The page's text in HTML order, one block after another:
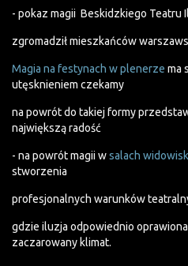
- pokaz magii Beskidzkiego Teatru
zgromadził mieszkańców
Magia na festynach w plenerze ma
utęsknieniem czekamy
na powrót do takiej formy
największą radość
- na powrót magii wsalach
stworzenia
profesjonalnych warunków
gdzie iluzja odpowiednio
zaczarowany klimat.